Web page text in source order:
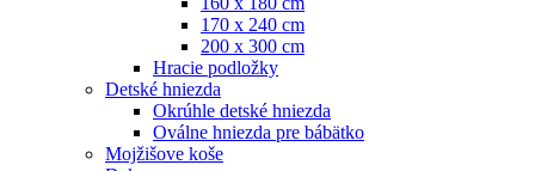
170 x 240 cm
200 x 300 cm
Hracie podložky
Detské hniezda
Okrúhle detské hniezda
Oválne hniezda pre bábätko
Mojžišove koše